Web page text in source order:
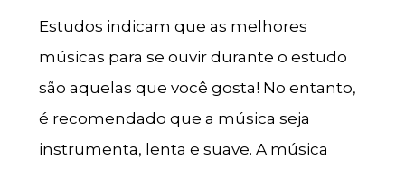
Estudos indicam que as melhores
músicas para se ouvir durante o estudo
são aquelas que você gosta! No entanto,
é recomendado que a música seja
instrumenta, lenta e suave. A música